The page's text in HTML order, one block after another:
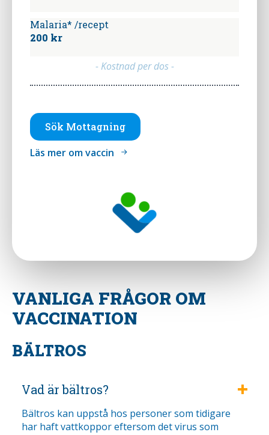
Malaria* /recept
200 kr
- Kostnad per dos -
Sök Mottagning
Läs mer om vaccin
VANLIGA FRÅGOR OM
VACCINATION
BÄLTROS
Vad är bältros?
Bältros kan uppstå hos personer som tidigare
har haft vattkoppor eftersom det virus som